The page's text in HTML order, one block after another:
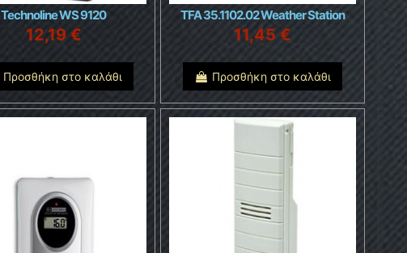
Technoline WS 9120
12,19 €
Προσθήκη στο καλάθι
TFA 35.1102.02 Weather Station
11,45 €
Προσθήκη στο καλάθι